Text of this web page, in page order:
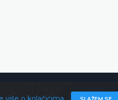
sud BiHSva prava zadržana.